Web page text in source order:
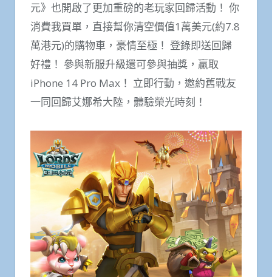
元》也開啟了更加重磅的老玩家回歸活動！ 你
消費我買單，直接幫你清空價值1萬美元(約7.8
萬港元)的購物車，豪情至極！ 登錄即送回歸
好禮！ 參與新服升級還可參與抽獎，贏取
iPhone 14 Pro Max！ 立即行動，邀約舊戰友
一同回歸艾娜希大陸，體驗榮光時刻！